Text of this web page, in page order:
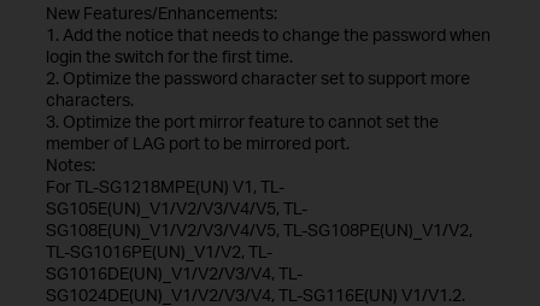
New Features/Enhancements:
1. Add the notice that needs to change the password when
login the switch for the first time.
2. Optimize the password character set to support more
characters.
3. Optimize the port mirror feature to cannot set the
member of LAG port to be mirrored port.
Notes:
For TL-SG1218MPE(UN) V1, TL-
SG105E(UN)_V1/V2/V3/V4/V5, TL-
SG108E(UN)_V1/V2/V3/V4/V5, TL-SG108PE(UN)_V1/V2,
TL-SG1016PE(UN)_V1/V2, TL-
SG1016DE(UN)_V1/V2/V3/V4, TL-
SG1024DE(UN)_V1/V2/V3/V4, TL-SG116E(UN) V1/V1.2.